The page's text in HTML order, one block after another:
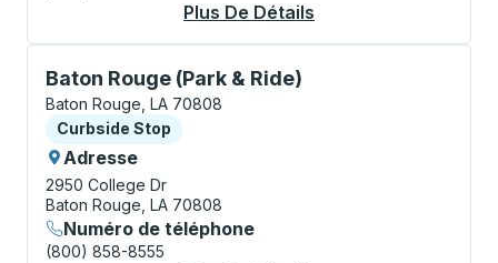
Plus De Détails
Baton Rouge (Park & Ride)
Curbside Stop, utilisez les touches fléchées ou la
Baton Rouge, LA 70808
Curbside Stop
Curbside Stop
Adresse
2950 College Dr
Baton Rouge, LA 70808
Numéro de téléphone
(800) 858-8555